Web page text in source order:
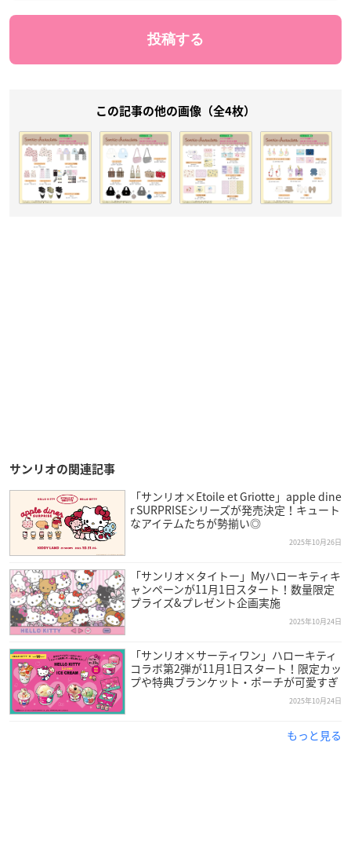
この記事の他の画像（全4枚）
サンリオの関連記事
「サンリオ×Etoile et Griotte」apple dine
r SURPRISEシリーズが発売決定！キュート
なアイテムたちが勢揃い◎
2025年10月26日
「サンリオ×タイトー」Myハローキティキ
ャンペーンが11月1日スタート！数量限定
プライズ&プレゼント企画実施
2025年10月24日
「サンリオ×サーティワン」ハローキティ
コラボ第2弾が11月1日スタート！限定カッ
プや特典ブランケット・ポーチが可愛すぎ
2025年10月24日
もっと見る